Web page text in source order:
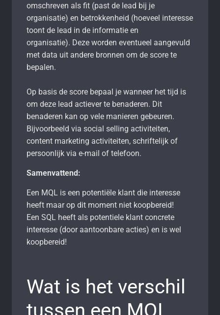
omschreven als fit (past de lead bij je
organisatie) en betrokkenheid (hoeveel interesse
toont de lead in de informatie en
organisatie). Deze worden eventueel aangevuld
met data uit andere bronnen om de score te
bepalen.
Op basis de score bepaal je wanneer het tijd is
om deze lead actiever te benaderen. Dit
benaderen kan op vele manieren gebeuren.
Bijvoorbeeld via social selling activiteiten,
content marketing activiteiten, schriftelijk of
persoonlijk via e-mail of telefoon.
Samenvattend:
Een MQL is een potentiële klant die interesse
heeft maar op dit moment niet koopbereid!
Een SQL heeft als potentiele klant concrete
interesse (door aantoonbare acties) en is wel
koopbereid!
Wat is het verschil
tussen een MQL